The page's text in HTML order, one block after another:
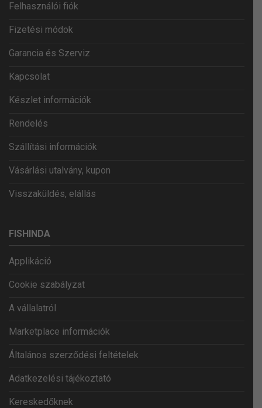
Felhasználói fiók
Fizetési módok
Garancia és Szerviz
Kapcsolat
Készlet információk
Rendelés
Szállítási információk
Vásárlási utalvány, kupon
Visszaküldés, elállás
FISHINDA
Applikáció
Cookie szabályzat
A vállalatról
Marketplace információk
Általános szerződési feltételek
Adatkezelési tájékoztató
Kereskedőknek